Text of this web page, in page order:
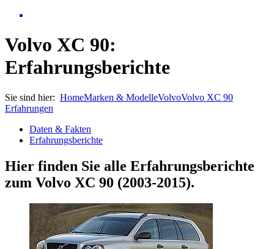
Volvo XC 90:
Erfahrungsberichte
Sie sind hier: HomeMarken & ModelleVolvoVolvo XC 90
Erfahrungen
Daten & Fakten
Erfahrungsberichte
Hier finden Sie alle Erfahrungsberichte
zum Volvo XC 90 (2003-2015).